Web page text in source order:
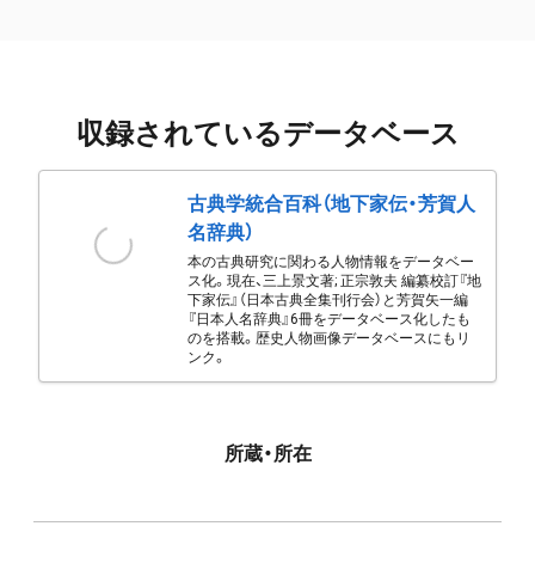
収録されているデータベース
古典学統合百科（地下家伝・芳賀人
名辞典）
本の古典研究に関わる人物情報をデータベー
ス化。現在、三上景文著; 正宗敦夫 編纂校訂『地
下家伝』（日本古典全集刊行会）と芳賀矢一編
『日本人名辞典』6冊をデータベース化したも
のを搭載。歴史人物画像データベースにもリ
ンク。
所蔵・所在